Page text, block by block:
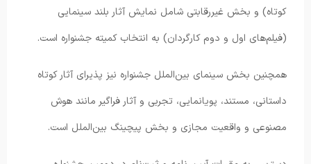
کوتاه) و بخش غیررقابتی شامل نمایش آثار بلند سینمایی
(فیلم‌های اول و دوم کارگردان) به انتخاب کمیته جشنواره است.
همچنین بخش سینمای بین‌الملل جشنواره نیز پذیرای آثار کوتاه
داستانی، مستند، پویانمایی، تجربی و آثار فراگیر مانند هوش
مصنوعی و واقعیت مجازی و بخش پیچینگ بین‌الملل است.